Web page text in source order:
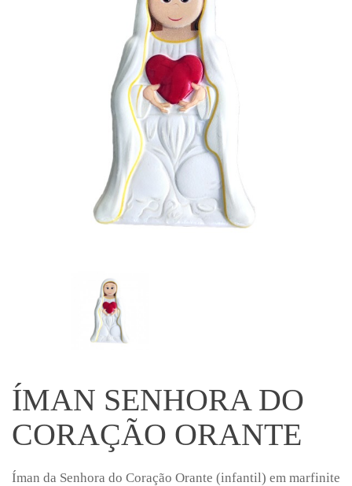
ÍMAN SENHORA DO
CORAÇÃO ORANTE
Íman da Senhora do Coração Orante (infantil) em marfinite